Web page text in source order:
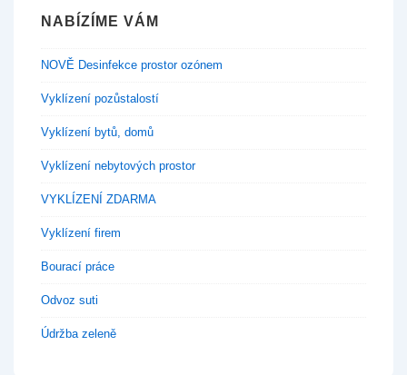
NABÍZÍME VÁM
NOVĚ Desinfekce prostor ozónem
Vyklízení pozůstalostí
Vyklízení bytů, domů
Vyklízení nebytových prostor
VYKLÍZENÍ ZDARMA
Vyklízení firem
Bourací práce
Odvoz suti
Údržba zeleně